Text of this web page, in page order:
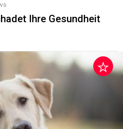
Ihre Gesundheit